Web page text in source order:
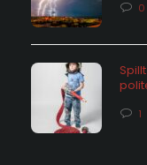
0
1